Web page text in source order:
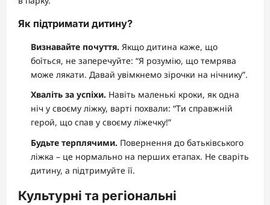
Як підтримати дитину?
Визнавайте почуття. Якщо дитина каже, що
боїться, не заперечуйте: “Я розумію, що темрява
може лякати. Давай увімкнемо зірочки на нічнику”.
Хваліть за успіхи. Навіть маленькі кроки, як одна
ніч у своєму ліжку, варті похвали: “Ти справжній
герой, що спав у своєму ліжечку!”
Будьте терплячими. Повернення до батьківського
ліжка – це нормально на перших етапах. Не сваріть
дитину, а підтримуйте її.
Культурні та регіональні